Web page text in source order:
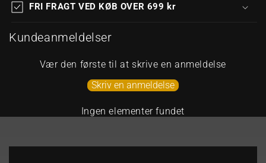
FRI FRAGT VED KØB OVER 699 kr
Kundeanmeldelser
Vær den første til at skrive en anmeldelse
Skriv en anmeldelse
Ingen elementer fundet